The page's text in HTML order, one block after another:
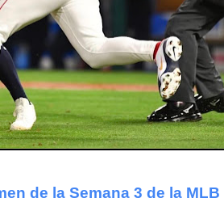
de la Semana 3 de la MLB